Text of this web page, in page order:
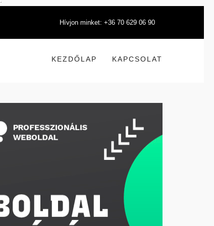
Hívjon minket: +36 70 629 06 90
KEZDŐLAP KAPCSOLAT